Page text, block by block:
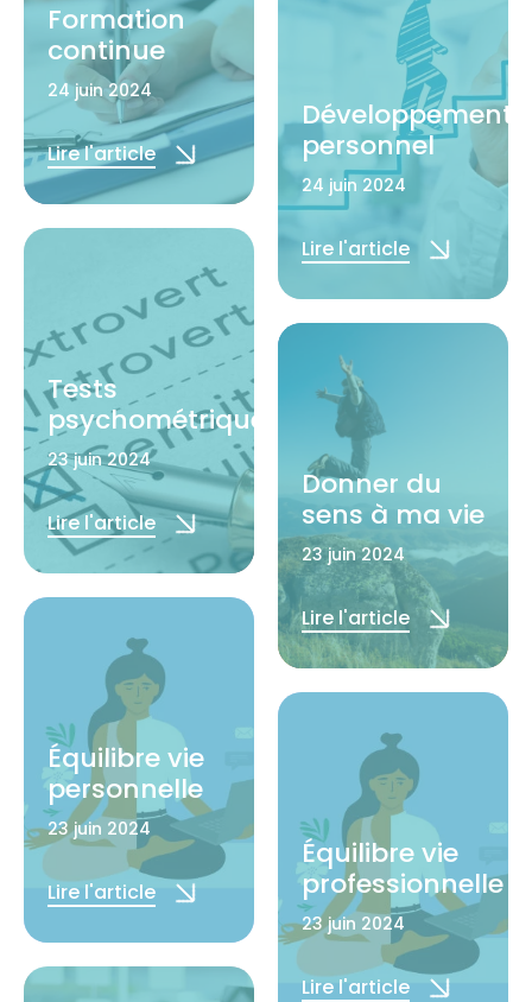
Formation
continue
24 juin 2024
Lire l'article
Tests
psychométriques
23 juin 2024
Lire l'article
Équilibre vie
personnelle
23 juin 2024
Lire l'article
Développement
personnel
24 juin 2024
Lire l'article
Donner du
sens à ma vie
23 juin 2024
Lire l'article
Équilibre vie
professionnelle
23 juin 2024
Lire l'article